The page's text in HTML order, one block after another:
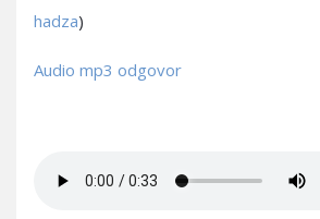
hadza)
Audio mp3 odgovor